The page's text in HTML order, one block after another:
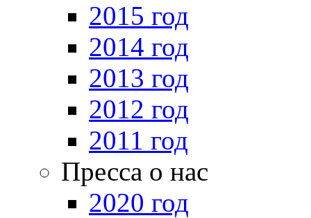
2015 год
2014 год
2013 год
2012 год
2011 год
Пресса о нас
2020 год